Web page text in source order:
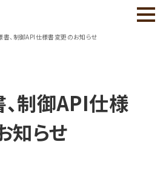
書、制御API仕様書変更のお知らせ
制御API仕様
知らせ